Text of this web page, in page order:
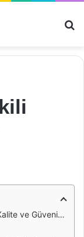
Güvenin Adresi